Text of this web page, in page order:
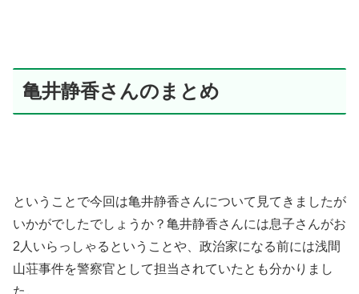
亀井静香さんのまとめ
ということで今回は亀井静香さんについて見てきましたが
いかがでしたでしょうか？亀井静香さんには息子さんがお
2人いらっしゃるということや、政治家になる前には浅間
山荘事件を警察官として担当されていたとも分かりまし